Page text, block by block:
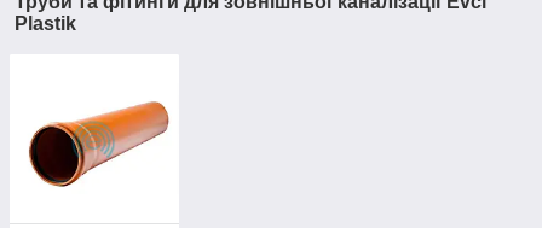
Plastik